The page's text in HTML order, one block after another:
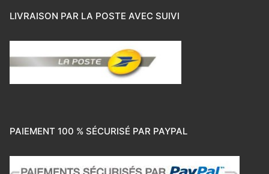
LIVRAISON PAR LA POSTE AVEC SUIVI
PAIEMENT 100 % SÉCURISÉ PAR PAYPAL